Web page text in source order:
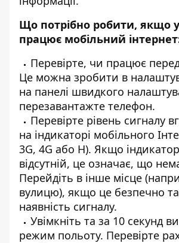
Що потрібно робити, якщо
працює мобільний
Перевірте, чи працює
Це можна зробити в
на панелі швидкого
перезавантажте телефон.
Перевірте рівень сигналу
на індикаторі мобільного
3G, 4G або Н). Якщо
відсутній, це означає, що
Перейдіть в інше місце
вулицю), якщо це безпечно та
наявність сигналу.
Увімкніть та за 10 секунд
режим польоту. Перевірте